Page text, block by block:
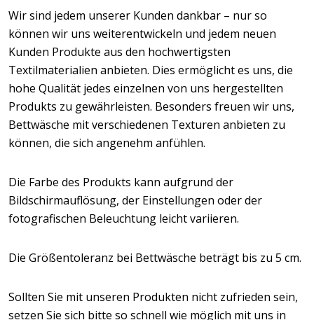
Wir sind jedem unserer Kunden dankbar – nur so
können wir uns weiterentwickeln und jedem neuen
Kunden Produkte aus den hochwertigsten
Textilmaterialien anbieten. Dies ermöglicht es uns, die
hohe Qualität jedes einzelnen von uns hergestellten
Produkts zu gewährleisten. Besonders freuen wir uns,
Bettwäsche mit verschiedenen Texturen anbieten zu
können, die sich angenehm anfühlen.
Die Farbe des Produkts kann aufgrund der
Bildschirmauflösung, der Einstellungen oder der
fotografischen Beleuchtung leicht variieren.
Die Größentoleranz bei Bettwäsche beträgt bis zu 5 cm.
Sollten Sie mit unseren Produkten nicht zufrieden sein,
setzen Sie sich bitte so schnell wie möglich mit uns in